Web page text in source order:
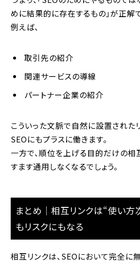
めに結果的に存在するもの」が正解で
例えば、
取引先の紹介
関連サービスの導線
パートナー企業の紹介
こういった文脈で自然に設置された
SEOにもプラスに働きます。
一方で、順位を上げる目的だけの相
すます通用しなくなるでしょう。
まとめ｜相互リンクは“使い方
もリスクにもなる
相互リンクは、SEOにおいて完全に